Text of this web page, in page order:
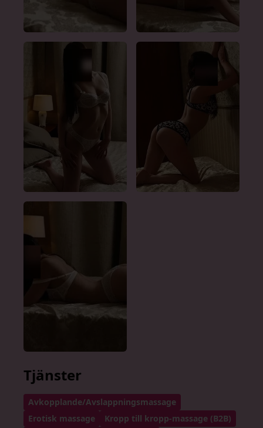
Tjänster
Avkopplande/Avslappningsmassage
Erotisk massage
Kropp till kropp-massage (B2B)